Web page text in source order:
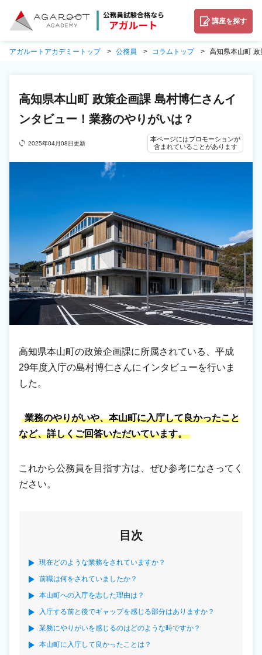
講座を探す
アガルートアカデミートップ 公務員 コラムトップ 高知県本山町
高知県本山町 政策企画課 島村博仁さんイ
ンタビュー！業務のやりがいは？
2025年04月08日更新
本ページにはプロモーションが
含まれていることがあります
高知県本山町の政策企画課に所属されている、平成
29年度入庁の島村博仁さんにインタビューを行いま
した。
業務のやりがいや、本山町に入庁して良かったこと
など、詳しくご回答いただいています。
これから公務員を目指す方は、ぜひ参考になさってく
ださい。
目次
現在どのような業務をされていますか？
前職は何をされていましたか？
本山町への入庁を志した理由は？
入庁する前と後でギャップを感じる部分はありますか？
業務にやりがいを感じるのはどのような時ですか？
本山町に入庁して良かったことは？